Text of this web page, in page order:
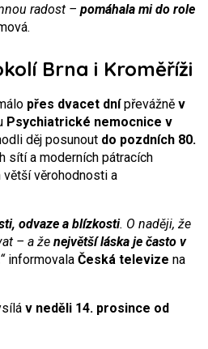
radost – pomáhala mi do role
Brna i Kroměříži
přes dvacet dnípřevážně v
Psychiatrické nemocnice v
děj posunout do pozdních 80.
sítí a moderních pátracích
věrohodnosti a
odvaze a blízkosti. O naději, že
– a že největší láska je často v
informovala Česká televize na
v neděli 14. prosince od